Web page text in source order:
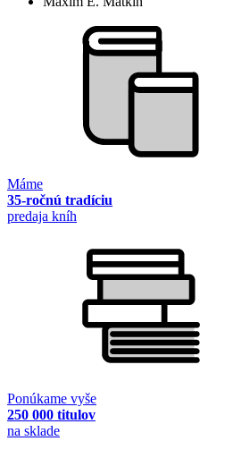
Máme
35-ročnú tradíciu
predaja kníh
Ponúkame vyše
250 000 titulov
na sklade